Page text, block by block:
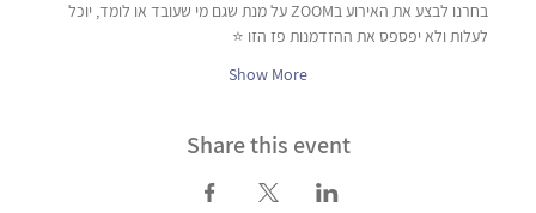
בחרנו לבצע את האירוע בZOOM על מנת שגם מי שעובד או לומד, יוכל
לעלות ולא יפספס את ההזדמנות פז הזו ⭐
Show More
Share this event